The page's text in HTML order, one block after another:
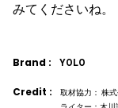
みてくださいね。
Brand : YOLO
Credit :
取材協力： 株